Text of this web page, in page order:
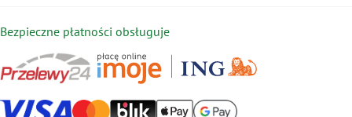
Bezpieczne płatności obsługuje